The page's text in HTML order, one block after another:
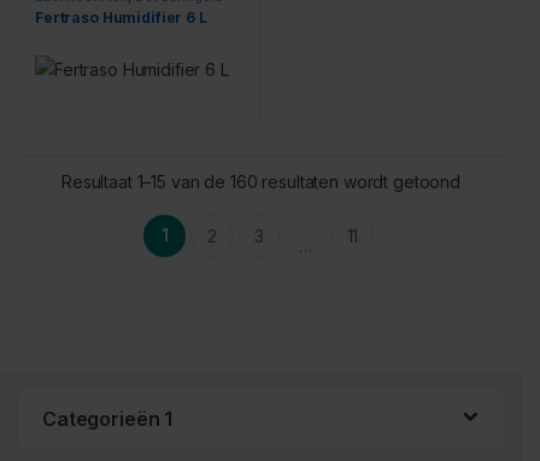
Fertraso Humidifier 6 L
Resultaat 1–15 van de 160 resultaten wordt getoond
1 2 3 … 11
Categorieën 1